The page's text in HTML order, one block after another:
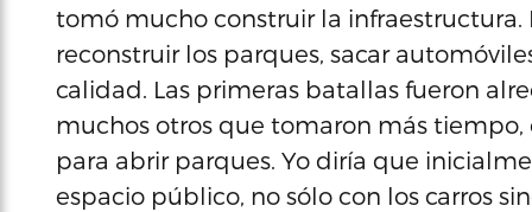
tomó mucho construir la infraestructura.
reconstruir los parques, sacar
calidad. Las primeras batallas fueron
muchos otros que tomaron más
para abrir parques. Yo diría que
espacio público, no sólo con los carros